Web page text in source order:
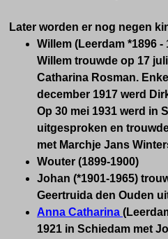
Later worden er nog negen
Willem (Leerdam *1896 -
Willem trouwde op 17
Catharina Rosman.
december 1917 werd
Op 30 mei 1931 werd in
uitgesproken en
met Marchje Jans
Wouter (1899-1900)
Johan (*1901-1965)
Geertruida den Ouden
Anna Catharina
1921 in Schiedam met